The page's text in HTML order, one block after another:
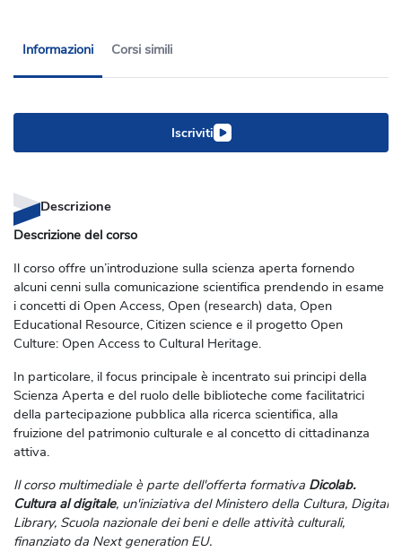
Informazioni Corsi simili
Iscriviti
Descrizione
Descrizione del corso
Il corso offre un’introduzione sulla scienza aperta fornendo
alcuni cenni sulla comunicazione scientifica prendendo in esame
i concetti di Open Access, Open (research) data, Open
Educational Resource, Citizen science e il progetto Open
Culture: Open Access to Cultural Heritage.
In particolare, il focus principale è incentrato sui principi della
Scienza Aperta e del ruolo delle biblioteche come facilitatrici
della partecipazione pubblica alla ricerca scientifica, alla
fruizione del patrimonio culturale e al concetto di cittadinanza
attiva.
Il corso multimediale è parte dell'offerta formativa Dicolab.
Cultura al digitale, un'iniziativa del Ministero della Cultura, Digital
Library, Scuola nazionale dei beni e delle attività culturali,
finanziato da Next generation EU.